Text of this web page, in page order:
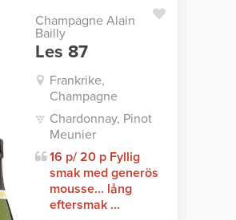
Champagne Alain
Bailly
Les 87
Frankrike,
Champagne
Chardonnay, Pinot
Meunier
16 p/ 20 p Fyllig
smak med generös
mousse... lång
eftersmak ...